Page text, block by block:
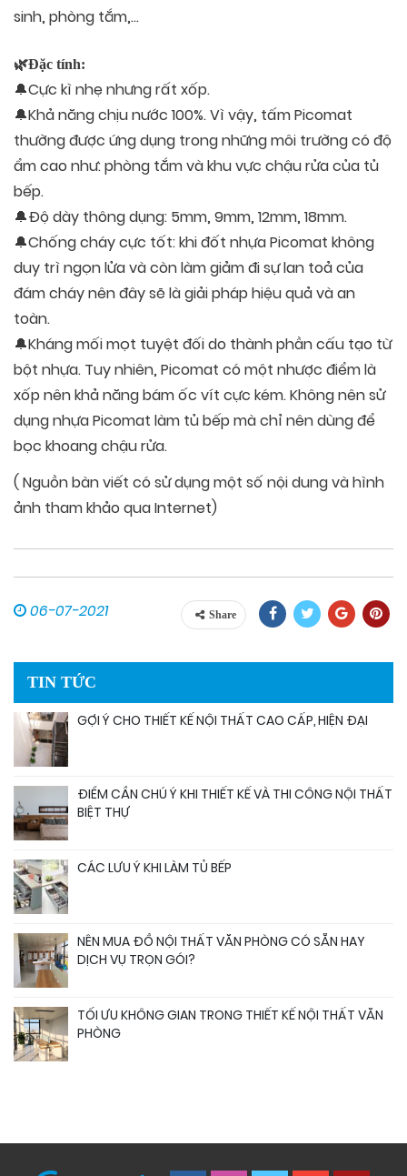
sinh, phòng tắm,…
🌿Đặc tính:
🔔Cực kì nhẹ nhưng rất xốp.
🔔Khả năng chịu nước 100%. Vì vậy, tấm Picomat
thường được ứng dụng trong những môi trường có độ
ẩm cao như: phòng tắm và khu vực chậu rửa của tủ
bếp.
🔔Độ dày thông dụng: 5mm, 9mm, 12mm, 18mm.
🔔Chống cháy cực tốt: khi đốt nhựa Picomat không
duy trì ngọn lửa và còn làm giảm đi sự lan toả của
đám cháy nên đây sẽ là giải pháp hiệu quả và an
toàn.
🔔Kháng mối mọt tuyệt đối do thành phần cấu tạo từ
bột nhựa. Tuy nhiên, Picomat có một nhược điểm là
xốp nên khả năng bám ốc vít cực kém. Không nên sử
dụng nhựa Picomat làm tủ bếp mà chỉ nên dùng để
bọc khoang chậu rửa.
( Nguồn bàn viết có sử dụng một số nội dung và hình
ảnh tham khảo qua Internet)
06-07-2021 Share
TIN TỨC
GỢI Ý CHO THIẾT KẾ NỘI THẤT CAO CẤP, HIỆN ĐẠI
ĐIỂM CẦN CHÚ Ý KHI THIẾT KẾ VÀ THI CÔNG NỘI THẤT
BIỆT THỰ
CÁC LƯU Ý KHI LÀM TỦ BẾP
NÊN MUA ĐỒ NỘI THẤT VĂN PHÒNG CÓ SẴN HAY
DỊCH VỤ TRỌN GÓI?
TỐI ƯU KHÔNG GIAN TRONG THIẾT KẾ NỘI THẤT VĂN
PHÒNG